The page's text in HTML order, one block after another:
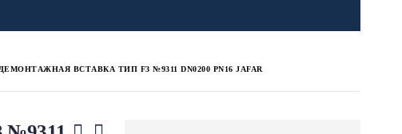
ДЕМОНТАЖНАЯ ВСТАВКА ТИП F3 №9311 DN0200 PN16 JAFAR